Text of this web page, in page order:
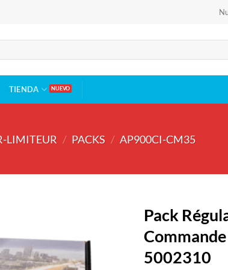
TIENDA
LIMITEUR / PACKS / AP900CI-CM35
Pack
5002310